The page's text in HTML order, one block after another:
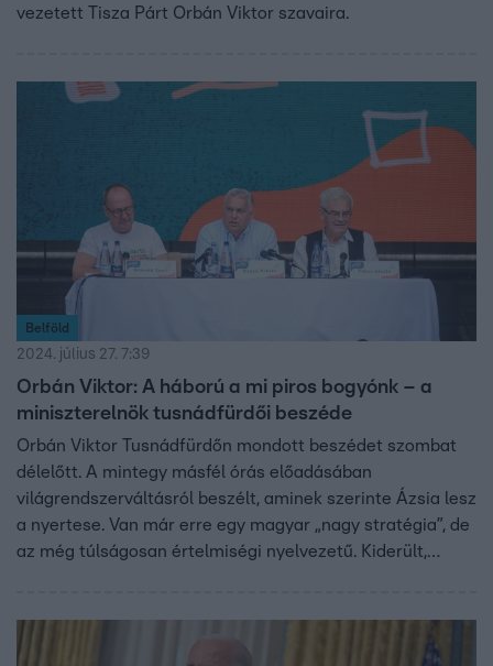
vezetett Tisza Párt Orbán Viktor szavaira.
Belföld
2024. július 27. 7:39
Orbán Viktor: A háború a mi piros bogyónk – a
miniszterelnök tusnádfürdői beszéde
Orbán Viktor Tusnádfürdőn mondott beszédet szombat
délelőtt. A mintegy másfél órás előadásában
világrendszerváltásról beszélt, aminek szerinte Ázsia lesz
a nyertese. Van már erre egy magyar „nagy stratégia”, de
az még túlságosan értelmiségi nyelvezetű. Kiderült,
amerikai elnökválasztást. Szerinte Ukrajna soha nem lesz
az sem az Európai Unió, sem pedig a NATO tagja, egyre